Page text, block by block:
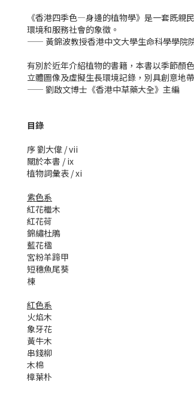
《香港四季色—身邊的植物學》是一套既親
環境和服務社會的象徵。
—— 黃錦波教授香港中文大學生命科學學院
有別於近年介紹植物的書籍，本書以季節顏
立體圖像及虛擬生長環境記錄，別具創意地
—— 劉啟文博士《香港中草藥大全》主編
目錄
序 劉大偉 / vii
關於本書 / ix
植物詞彙表 / xi
紫色系
紅花檵木
紅花荷
錦繡杜鵑
藍花楹
宮粉羊蹄甲
短穗魚尾葵
楝
紅色系
火焰木
象牙花
黃牛木
串錢柳
木棉
樟葉朴